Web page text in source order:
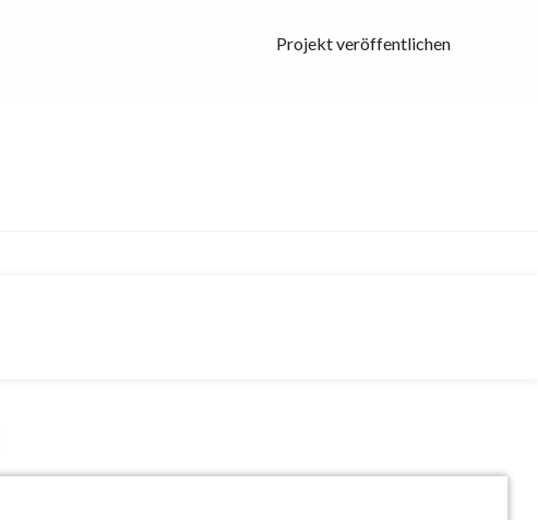
Projekt veröffentlichen